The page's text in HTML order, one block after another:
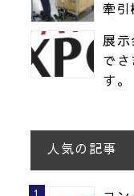
牽引
展
で
す。
人気の記事